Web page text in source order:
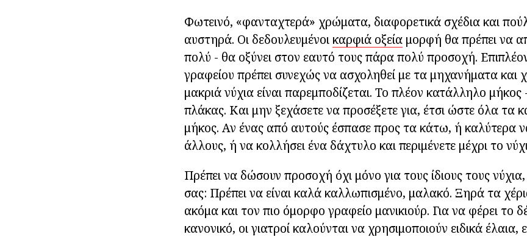
Φωτεινό, «φανταχτερά» χρώματα, διαφορετικά σχέδια και
αυστηρά. Οι δεδουλευμένοι καρφιά οξεία μορφή θα πρέπει να
πολύ - θα οξύνει στον εαυτό τους πάρα πολύ προσοχή.
γραφείου πρέπει συνεχώς να ασχοληθεί με τα μηχανήματα και
μακριά νύχια είναι παρεμποδίζεται. Το πλέον κατάλληλο
πλάκας. Και μην ξεχάσετε να προσέξετε για, έτσι ώστε όλα τα
μήκος. Αν ένας από αυτούς έσπασε προς τα κάτω, ή καλύτερα
άλλους, ή να κολλήσει ένα δάχτυλο και περιμένετε μέχρι το
Πρέπει να δώσουν προσοχή όχι μόνο για τους ίδιους τους
σας: Πρέπει να είναι καλά καλλωπισμένο, μαλακό. Ξηρά τα
ακόμα και τον πιο όμορφο γραφείο μανικιούρ. Για να φέρει το
κανονικό, οι γιατροί καλούνται να χρησιμοποιούν ειδικά έλαια,